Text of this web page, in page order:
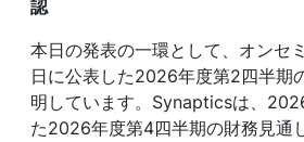
認
本日の発表の一環として、オンセ
日に公表した2026年度第2四半期
明しています。Synapticsは、
た2026年度第4四半期の財務見通